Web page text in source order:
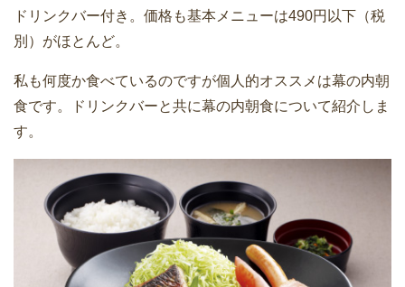
ドリンクバー付き。価格も基本メニューは490円以下（税
別）がほとんど。
私も何度か食べているのですが個人的オススメは幕の内朝
食です。ドリンクバーと共に幕の内朝食について紹介しま
す。